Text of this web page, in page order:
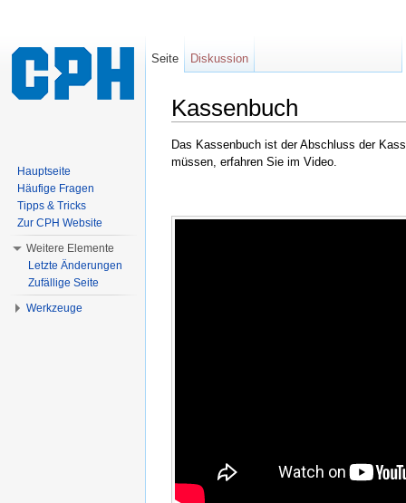
Kassenbuch
Das Kassenbuch ist der Abschluss der
müssen, erfahren Sie im Video.
Seite Diskussion
Hauptseite
Häufige Fragen
Tipps & Tricks
Zur CPH Website
Weitere Elemente
Letzte Änderungen
Zufällige Seite
Werkzeuge